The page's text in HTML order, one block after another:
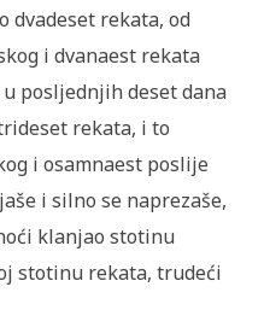
dvadeset rekata, od
i dvanaest rekata
posljednjih deset dana
rekata, i to
i osamnaest poslije
i silno se naprezaše,
klanjao stotinu
stotinu rekata, trudeći